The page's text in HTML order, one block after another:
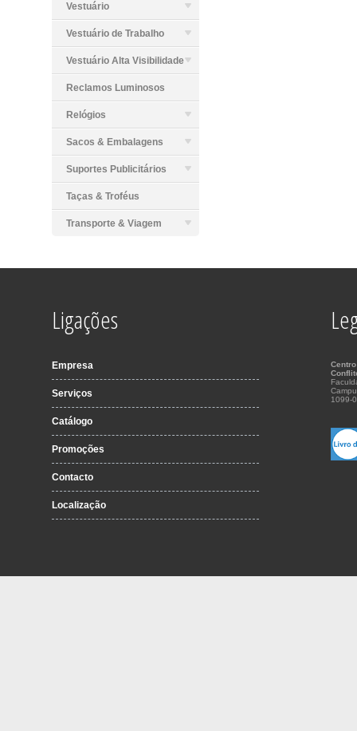
Vestuário
Vestuário de Trabalho
Vestuário Alta Visibilidade
Reclamos Luminosos
Relógios
Sacos & Embalagens
Suportes Publicitários
Taças & Troféus
Transporte & Viagem
Ligações
Empresa
Serviços
Catálogo
Promoções
Contacto
Localização
1099-